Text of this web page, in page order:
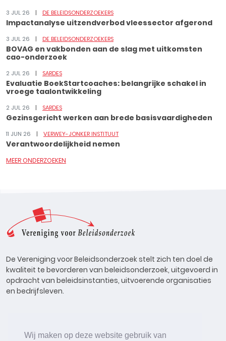
Wij maken op deze website gebruik van
3 JUL 26 DE BELEIDSONDERZOEKERS
Impactanalyse uitzendverbod vleessector afgerond
3 JUL 26 DE BELEIDSONDERZOEKERS
BOVAG en vakbonden aan de slag met uitkomsten
cao-onderzoek
2 JUL 26 SARDES
Evaluatie BoekStartcoaches: belangrijke schakel in
vroege taalontwikkeling
2 JUL 26 SARDES
Gezinsgericht werken aan brede basisvaardigheden
11 JUN 26 VERWEY-JONKER INSTITUUT
Verantwoordelijkheid nemen
MEER ONDERZOEKEN
De Vereniging voor Beleidsonderzoek stelt zich ten doel de
kwaliteit te bevorderen van beleidsonderzoek, uitgevoerd in
opdracht van beleidsinstanties, uitvoerende organisaties
en bedrijfsleven.